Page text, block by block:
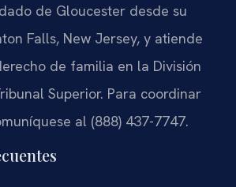
de Gloucester desde su
Falls, New Jersey, y atiende
de familia en la División
Superior. Para coordinar
al (888) 437-7747.